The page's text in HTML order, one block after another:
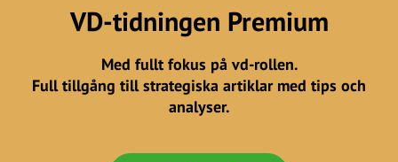
VD-tidningen Premium
Med fullt fokus på vd-rollen.
Full tillgång till strategiska artiklar med tips och
analyser.